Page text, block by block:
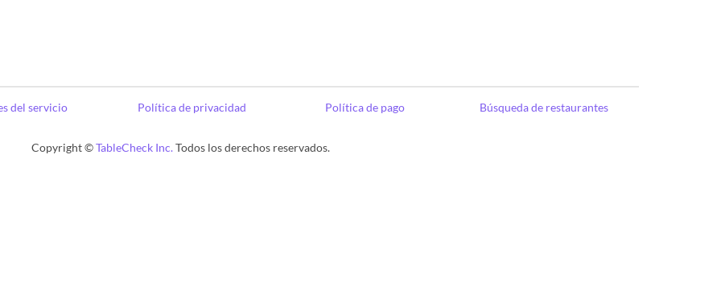
del servicio Política de privacidad Política de pago Búsqueda de restaurantes
Copyright ©TableCheck Inc.Todos los derechos reservados.